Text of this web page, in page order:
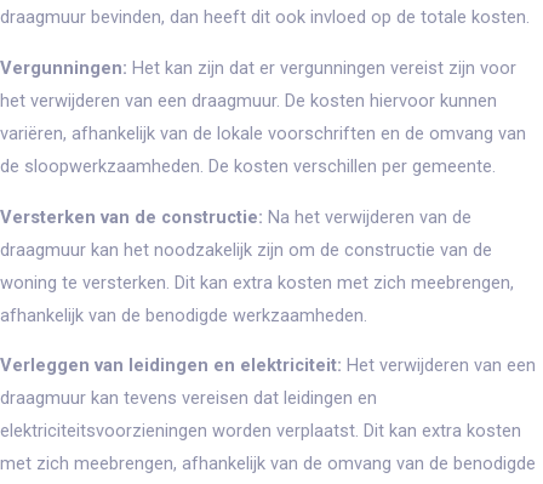
draagmuur bevinden, dan heeft dit ook invloed op de totale kosten.
Vergunningen: Het kan zijn dat er vergunningen vereist zijn voor
het verwijderen van een draagmuur. De kosten hiervoor kunnen
variëren, afhankelijk van de lokale voorschriften en de omvang van
de sloopwerkzaamheden. De kosten verschillen per gemeente.
Versterken van de constructie: Na het verwijderen van de
draagmuur kan het noodzakelijk zijn om de constructie van de
woning te versterken. Dit kan extra kosten met zich meebrengen,
afhankelijk van de benodigde werkzaamheden.
Verleggen van leidingen en elektriciteit: Het verwijderen van een
draagmuur kan tevens vereisen dat leidingen en
elektriciteitsvoorzieningen worden verplaatst. Dit kan extra kosten
met zich meebrengen, afhankelijk van de omvang van de benodigde